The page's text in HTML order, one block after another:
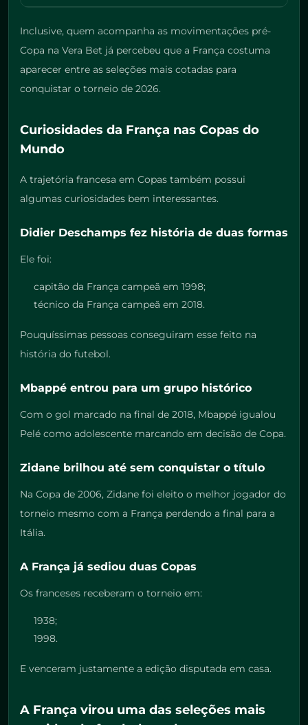
Inclusive, quem acompanha as movimentações pré-
Copa na Vera Bet já percebeu que a França costuma
aparecer entre as seleções mais cotadas para
conquistar o torneio de 2026.
Curiosidades da França nas Copas do
Mundo
A trajetória francesa em Copas também possui
algumas curiosidades bem interessantes.
Didier Deschamps fez história de duas formas
Ele foi:
capitão da França campeã em 1998;
técnico da França campeã em 2018.
Pouquíssimas pessoas conseguiram esse feito na
história do futebol.
Mbappé entrou para um grupo histórico
Com o gol marcado na final de 2018, Mbappé igualou
Pelé como adolescente marcando em decisão de Copa.
Zidane brilhou até sem conquistar o título
Na Copa de 2006, Zidane foi eleito o melhor jogador do
torneio mesmo com a França perdendo a final para a
Itália.
A França já sediou duas Copas
Os franceses receberam o torneio em:
1938;
1998.
E venceram justamente a edição disputada em casa.
A França virou uma das seleções mais